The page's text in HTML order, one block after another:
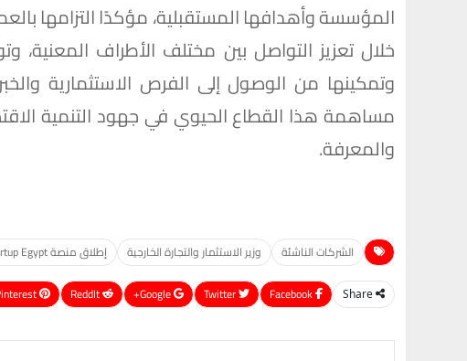
المؤسسة وأهدافها المستقبلية، مؤكدًا التزامها
خلال تعزيز التواصل بين مختلف الأطراف المعنية،
وتمكينها من الوصول إلى الفرص الاستثمارية
مساهمة هذا القطاع الحيوي في جهود التنمية
والمعرفة.
الشركات الناشئة وزير الاستثمار والتجارة الخارجية إطلاق منصة Startup Egypt
Share
Google+
ReddIt
Pinterest